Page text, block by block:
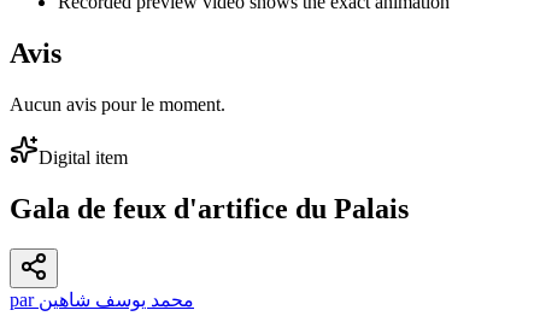
Avis
Aucun avis pour le moment.
Digital item
Gala de feux d'artifice du Palais
par محمد يوسف شاهين